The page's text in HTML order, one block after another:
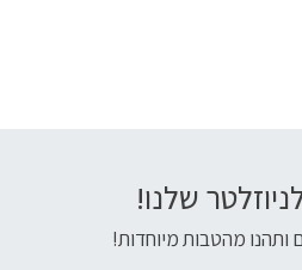
שלנו!
ותהנו מהטבות מיוחדות!